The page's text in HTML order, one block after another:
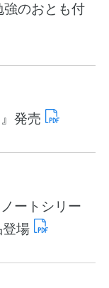
のおとも付
発売
ートシリー
場